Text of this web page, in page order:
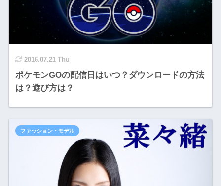
2016.07.21 Thu
ポケモンGOの配信日はいつ？ダウンロードの方法
は？遊び方は？
ファッション・モデル